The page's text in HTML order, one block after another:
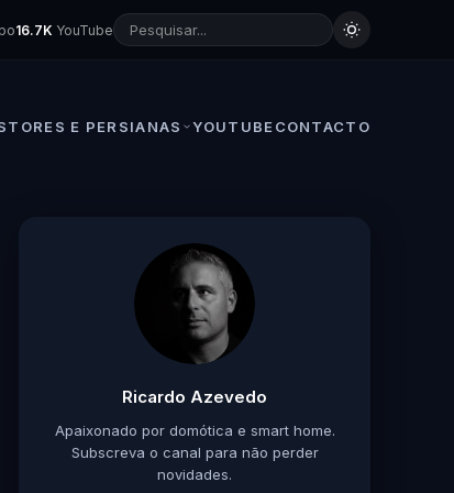
16.7K YouTube
E PERSIANAS YOUTUBE CONTACTO
Ricardo Azevedo
Apaixonado por domótica e smart home.
Subscreva o canal para não perder
novidades.